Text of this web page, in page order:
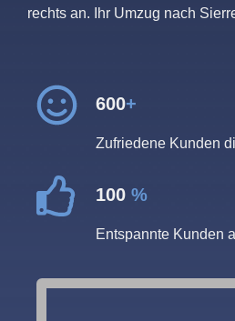
rechts an. Ihr Umzug nach
600+
Zufriedene Kunden
100 %
Entspannte Kunden